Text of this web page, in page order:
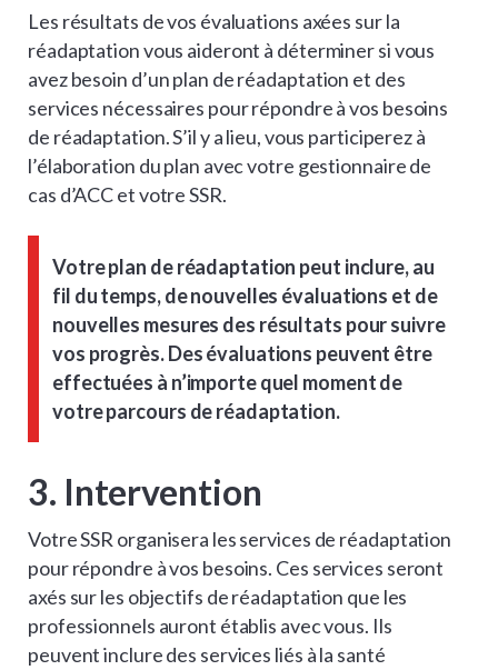
Les résultats de vos évaluations axées sur la
réadaptation vous aideront à déterminer si vous
avez besoin d’un plan de réadaptation et des
services nécessaires pour répondre à vos besoins
de réadaptation. S’il y a lieu, vous participerez à
l’élaboration du plan avec votre gestionnaire de
cas d’ACC et votre SSR.
Votre plan de réadaptation peut inclure, au
fil du temps, de nouvelles évaluations et de
nouvelles mesures des résultats pour suivre
vos progrès. Des évaluations peuvent être
effectuées à n’importe quel moment de
votre parcours de réadaptation.
3. Intervention
Votre SSR organisera les services de réadaptation
pour répondre à vos besoins. Ces services seront
axés sur les objectifs de réadaptation que les
professionnels auront établis avec vous. Ils
peuvent inclure des services liés à la santé